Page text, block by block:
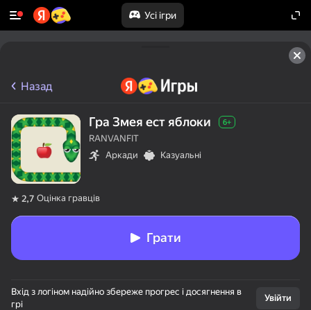
Усі ігри
Назад
Гра Змея ест яблоки 6+
RANVANFIT
Аркади
Казуальні
2,7 Оцінка гравців
Грати
Вхід з логіном надійно збереже прогрес і досягнення в
грі
Увійти